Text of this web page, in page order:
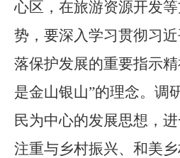
心区，在旅游资源开发
势，要深入学习贯彻习
落保护发展的重要指示
是金山银山”的理念。调
民为中心的发展思想，
注重与乡村振兴、和美